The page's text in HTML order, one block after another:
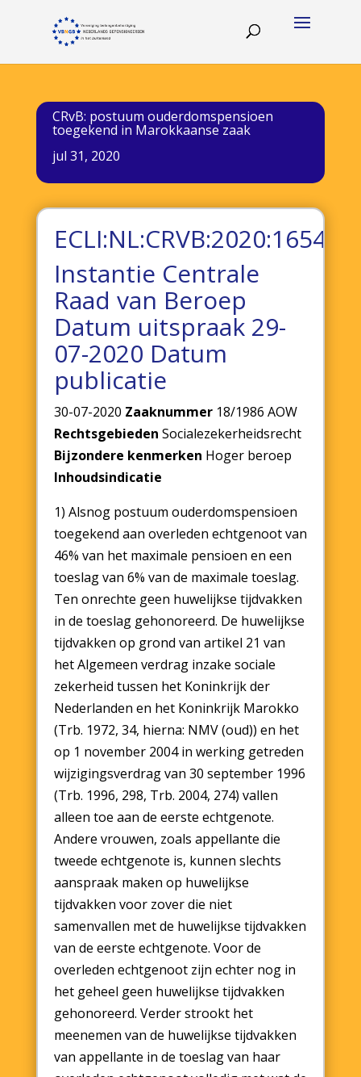
CRvB: postuum ouderdomspensioen
toegekend in Marokkaanse zaak
jul 31, 2020
ECLI:NL:CRVB:2020:1654
Instantie Centrale
Raad van Beroep
Datum uitspraak 29-
07-2020 Datum
publicatie
30-07-2020 Zaaknummer 18/1986 AOW
Rechtsgebieden Socialezekerheidsrecht
Bijzondere kenmerken Hoger beroep
Inhoudsindicatie
1) Alsnog postuum ouderdomspensioen
toegekend aan overleden echtgenoot van
46% van het maximale pensioen en een
toeslag van 6% van de maximale toeslag.
Ten onrechte geen huwelijkse tijdvakken
in de toeslag gehonoreerd. De huwelijkse
tijdvakken op grond van artikel 21 van
het Algemeen verdrag inzake sociale
zekerheid tussen het Koninkrijk der
Nederlanden en het Koninkrijk Marokko
(Trb. 1972, 34, hierna: NMV (oud)) en het
op 1 november 2004 in werking getreden
wijzigingsverdrag van 30 september 1996
(Trb. 1996, 298, Trb. 2004, 274) vallen
alleen toe aan de eerste echtgenote.
Andere vrouwen, zoals appellante die
tweede echtgenote is, kunnen slechts
aanspraak maken op huwelijkse
tijdvakken voor zover die niet
samenvallen met de huwelijkse tijdvakken
van de eerste echtgenote. Voor de
overleden echtgenoot zijn echter nog in
het geheel geen huwelijkse tijdvakken
gehonoreerd. Verder strookt het
meenemen van de huwelijkse tijdvakken
van appellante in de toeslag van haar